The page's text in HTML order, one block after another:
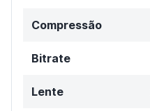
Compressão
Bitrate
Lente